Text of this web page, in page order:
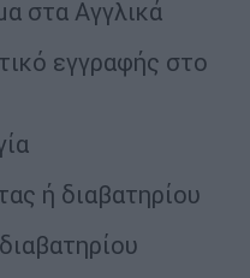
στα Αγγλικά
εγγραφής στο
ή διαβατηρίου